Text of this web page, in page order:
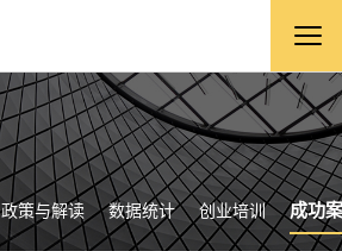
政策与解读 数据统计 创业培训 成功